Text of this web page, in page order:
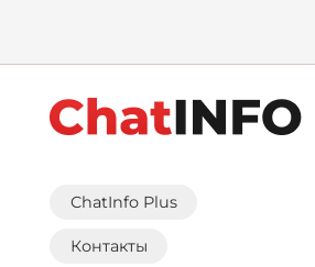
ChatInfo Plus
Контакты